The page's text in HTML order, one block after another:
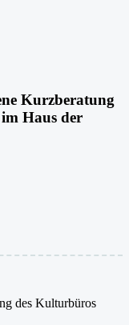
Kurzberatung
Haus der
des Kulturbüros